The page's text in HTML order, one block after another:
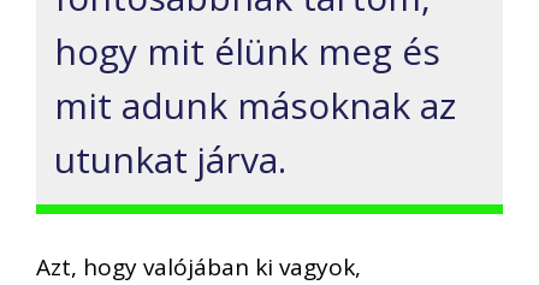
hogy mit élünk meg és
mit adunk másoknak az
utunkat járva.
Azt, hogy valójában ki vagyok,